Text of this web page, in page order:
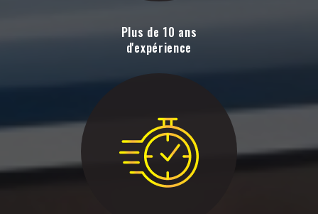
Plus de 10 ans
d'expérience